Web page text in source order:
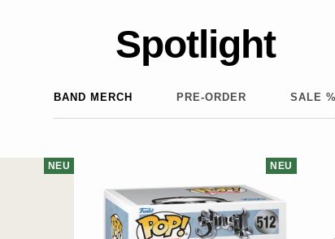
Spotlight
BAND MERCH PRE-ORDER SALE %
NEU NEU